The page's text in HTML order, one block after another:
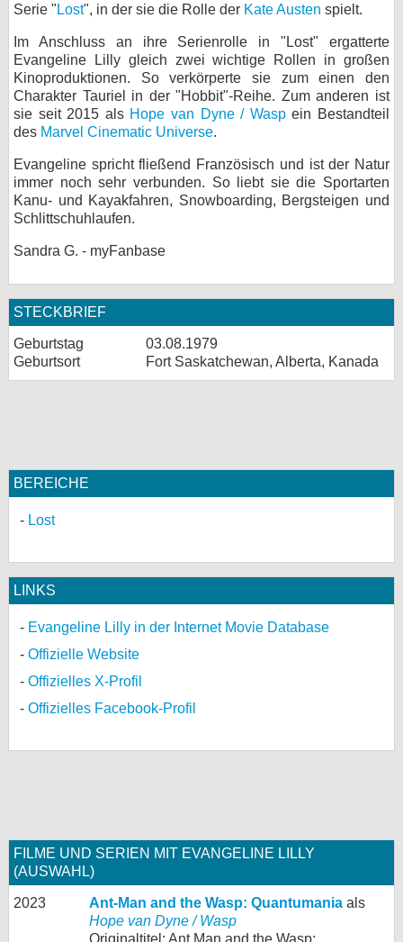
Serie " Lost", in der sie die Rolle der Kate Austen spielt.
Im Anschluss an ihre Serienrolle in "Lost" ergatterte
Evangeline Lilly gleich zwei wichtige Rollen in großen
Kinoproduktionen. So verkörperte sie zum einen den
Charakter Tauriel in der "Hobbit"-Reihe. Zum anderen ist
sie seit 2015 als Hope van Dyne / Waspein Bestandteil
des Marvel Cinematic Universe.
Evangeline spricht fließend Französisch und ist der Natur
immer noch sehr verbunden. So liebt sie die Sportarten
Kanu- und Kayakfahren, Snowboarding, Bergsteigen und
Schlittschuhlaufen.
Sandra G. - myFanbase
STECKBRIEF
Geburtstag
03.08.1979
Geburtsort
Fort Saskatchewan, Alberta, Kanada
BEREICHE
Lost
LINKS
Evangeline Lilly in der Internet Movie Database
Offizielle Website
Offizielles X-Profil
Offizielles Facebook-Profil
FILME UND SERIEN MIT EVANGELINE LILLY
(AUSWAHL)
2023 Ant-Man and the Wasp: Quantumania als
Hope van Dyne / Wasp
Originaltitel: Ant.Man and the Wasp: